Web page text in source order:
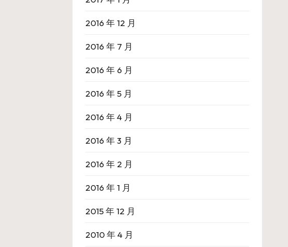
2016 年 12 月
2016 年 7 月
2016 年 6 月
2016 年 5 月
2016 年 4 月
2016 年 3 月
2016 年 2 月
2016 年 1 月
2015 年 12 月
2010 年 4 月